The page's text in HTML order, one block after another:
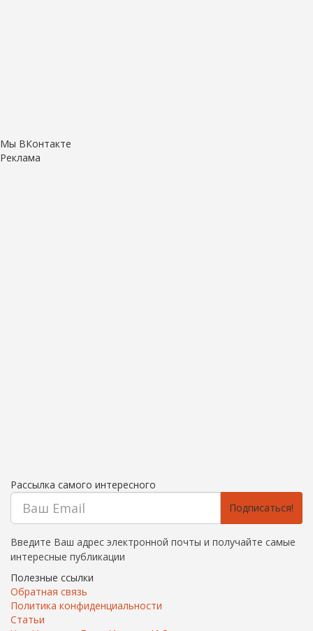
Мы ВКонтакте
Реклама
Рассылка самого интересного
Подписаться!
Введите Ваш адрес электронной почты и получайте самые
интересные публикации
Полезные ссылки
Обратная связь
Политика конфиденциальности
Статьи